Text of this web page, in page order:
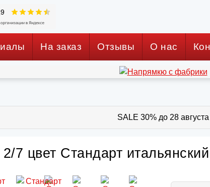
На заказ Отзывы О нас
SALE 30% до 28 августа
7 цвет Стандарт